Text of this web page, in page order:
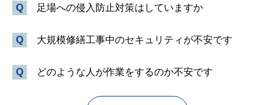
足場への侵入防止対策はしていますか
大規模修繕工事中のセキュリティが不安です
どのような人が作業をするのか不安です